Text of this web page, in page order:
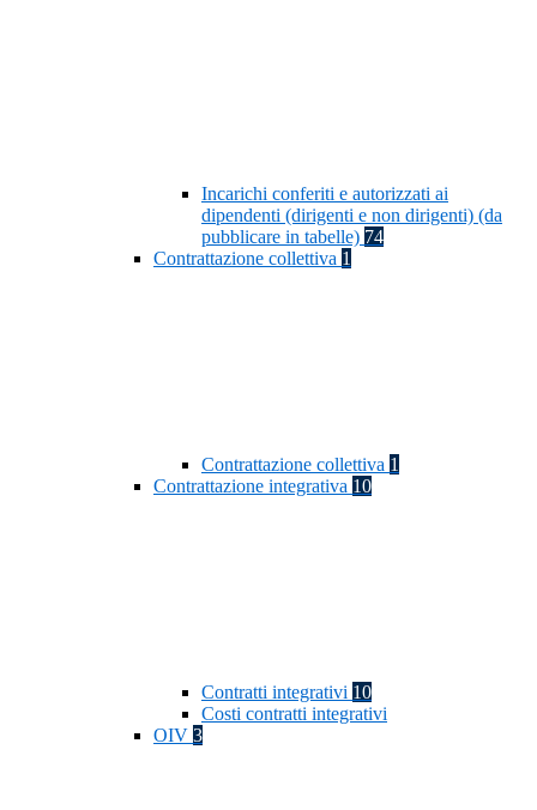
Incarichi conferiti e autorizzati ai
dipendenti (dirigenti e non dirigenti) (da
pubblicare in tabelle) 74
Contrattazione collettiva 1
Contrattazione collettiva 1
Contrattazione integrativa 10
Contratti integrativi 10
Costi contratti integrativi
OIV 3